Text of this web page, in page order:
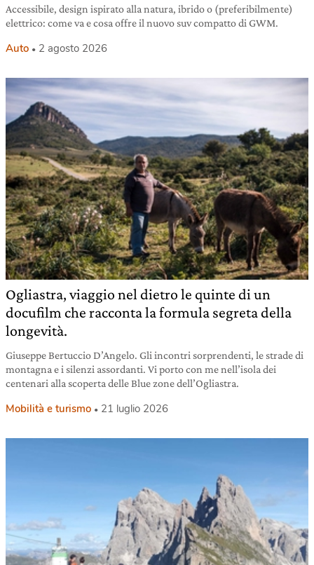
Accessibile, design ispirato alla natura, ibrido o (preferibilmente)
elettrico: come va e cosa offre il nuovo suv compatto di GWM.
Auto 2 agosto 2026
Ogliastra, viaggio nel dietro le quinte di un
docufilm che racconta la formula segreta della
longevità.
Giuseppe Bertuccio D’Angelo. Gli incontri sorprendenti, le strade di
montagna e i silenzi assordanti. Vi porto con me nell’isola dei
centenari alla scoperta delle Blue zone dell’Ogliastra.
Mobilità e turismo 21 luglio 2026